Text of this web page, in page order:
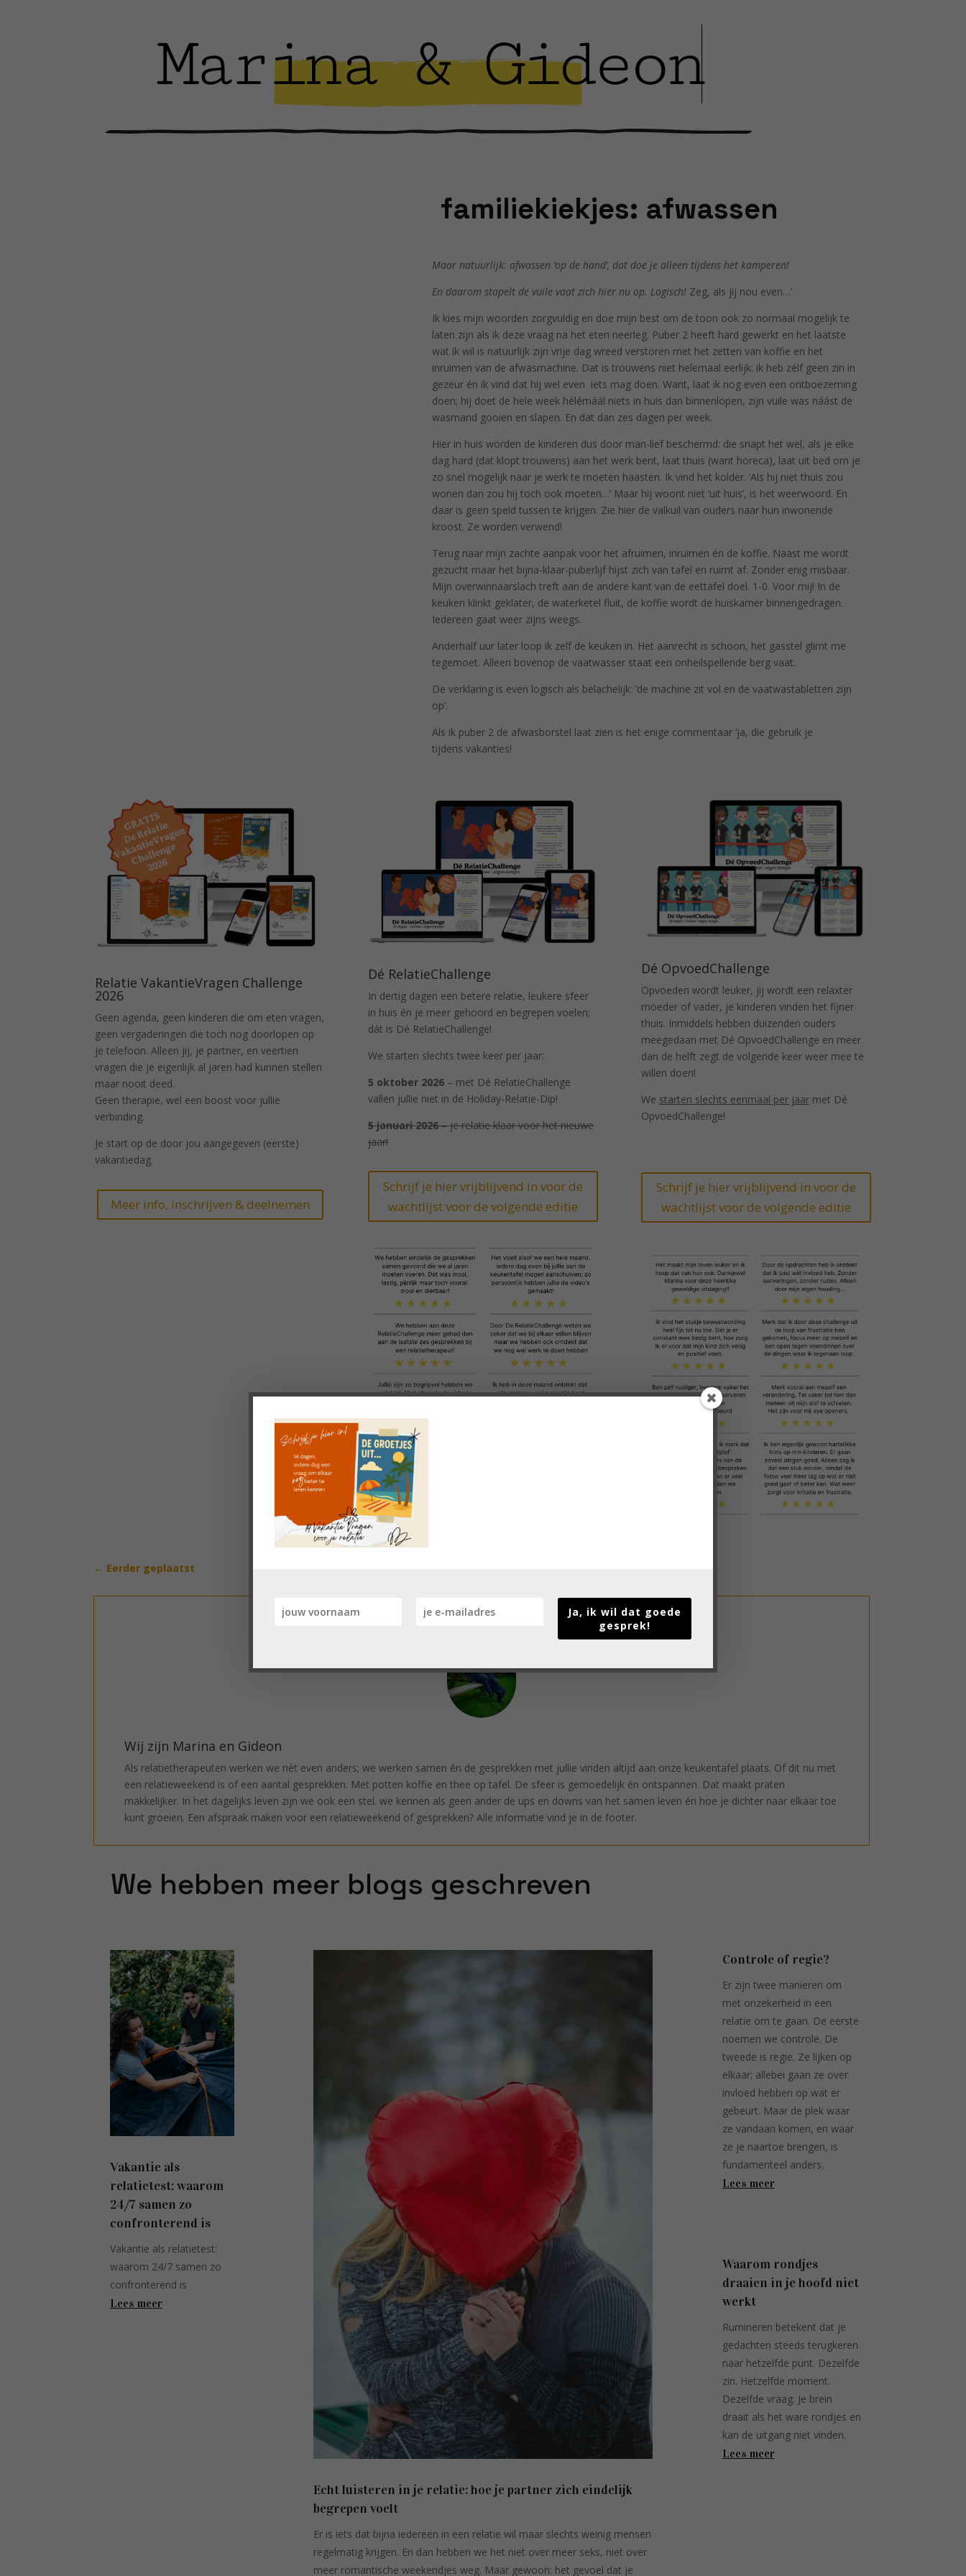
familiekiekjes: afwassen
Maar natuurlijk: afwassen ‘op de hand’, dat doe je alleen tijdens het kamperen!
En daarom stapelt de vuile vaat zich hier nu op. Logisch! Zeg, als jij nou even…’
Ik kies mijn woorden zorgvuldig en doe mijn best om de toon ook zo normaal mogelijk te
laten zijn als ik deze vraag na het eten neerleg. Puber 2 heeft hard gewerkt en het laatste
wat ik wil is natuurlijk zijn vrije dag wreed verstoren met het zetten van koffie en het
inruimen van de afwasmachine. Dat is trouwens niet helemaal eerlijk: ik heb zélf geen zin in
gezeur én ik vind dat hij wel even iets mag doen. Want, laat ik nog even een ontboezeming
doen; hij doet de hele week hélémáál niets in huis dan binnenlopen, zijn vuile was náást de
wasmand gooien en slapen. En dat dan zes dagen per week.
Hier in huis worden de kinderen dus door man-lief beschermd: die snapt het wel, als je elke
dag hard (dat klopt trouwens) aan het werk bent, laat thuis (want horeca), laat uit bed om je
zo snel mogelijk naar je werk te moeten haasten. Ik vind het kolder. ‘Als hij niet thuis zou
wonen dan zou hij toch ook moeten…’ Maar hij woont niet ‘uit huis’, is het weerwoord. En
daar is geen speld tussen te krijgen. Zie hier de valkuil van ouders naar hun inwonende
kroost. Ze worden verwend!
Terug naar mijn zachte aanpak voor het afruimen, inruimen én de koffie. Naast me wordt
gezucht maar het bijna-klaar-puberlijf hijst zich van tafel en ruimt af. Zonder enig misbaar.
Mijn overwinnaarslach treft aan de andere kant van de eettafel doel. 1-0. Voor mij! In de
keuken klinkt geklater, de waterketel fluit, de koffie wordt de huiskamer binnengedragen.
Iedereen gaat weer zijns weegs.
Anderhalf uur later loop ik zelf de keuken in. Het aanrecht is schoon, het gasstel glimt me
tegemoet. Alleen bovenop de vaatwasser staat een onheilspellende berg vaat.
De verklaring is even logisch als belachelijk: ‘de machine zit vol en de vaatwastabletten zijn
op’.
Als ik puber 2 de afwasborstel laat zien is het enige commentaar ‘ja, die gebruik je
tijdens vakanties!
Relatie VakantieVragen Challenge
2026
Geen agenda, geen kinderen die om eten vragen,
geen vergaderingen die toch nog doorlopen op
je telefoon. Alleen jij, je partner, en veertien
vragen die je eigenlijk al jaren had kunnen stellen
maar nooit deed.
Geen therapie, wel een boost voor jullie
verbinding.
Je start op de door jou aangegeven (eerste)
vakantiedag.
Meer info, inschrijven & deelnemen
Dé RelatieChallenge
In dertig dagen een betere relatie, leukere sfeer
in huis én je meer gehoord en begrepen voelen;
dát is Dé RelatieChallenge!
We starten slechts twee keer per jaar:
5 oktober 2026– met Dé RelatieChallenge
vallen jullie niet in de Holiday-Relatie-Dip!
5 januari 2026– je relatie klaar voor het nieuwe
jaar!
Schrijf je hier vrijblijvend in voor de
wachtlijst voor de volgende editie
Dé OpvoedChallenge
Opvoeden wordt leuker, jij wordt een relaxter
moeder of vader, je kinderen vinden het fijner
thuis. Inmiddels hebben duizenden ouders
meegedaan met Dé OpvoedChallenge en meer
dan de helft zegt de volgende keer weer mee te
willen doen!
We starten slechts eenmaal per jaarmet Dé
OpvoedChallenge!
Schrijf je hier vrijblijvend in voor de
wachtlijst voor de volgende editie
← Eerder geplaatst
Wij zijn Marina en Gideon
Als relatietherapeuten werken we nét even anders; we werken samen én de gesprekken met jullie vinden altijd aan onze keukentafel plaats. Of dit nu met
een relatieweekend is of een aantal gesprekken. Met potten koffie en thee op tafel. De sfeer is gemoedelijk én ontspannen. Dat maakt praten
makkelijker. In het dagelijks leven zijn we ook een stel. we kennen als geen ander de ups en downs van het samen leven én hoe je dichter naar elkaar toe
kunt groeien. Een afspraak maken voor een relatieweekend of gesprekken? Alle informatie vind je in de footer.
We hebben meer blogs geschreven
Vakantie als
relatietest: waarom
24/7 samen zo
confronterend is
Vakantie als relatietest:
waarom 24/7 samen zo
confronterend is
Lees meer
Echt luisteren in je relatie: hoe je partner zich eindelijk
begrepen voelt
Er is iets dat bijna iedereen in een relatie wil maar slechts weinig mensen
regelmatig krijgen. En dan hebben we het niet over meer seks, niet over
meer romantische weekendjes weg. Maar gewoon: het gevoel dat je
Controle of regie?
Er zijn twee manieren om
met onzekerheid in een
relatie om te gaan. De eerste
noemen we controle. De
tweede is regie. Ze lijken op
elkaar; allebei gaan ze over
invloed hebben op wat er
gebeurt. Maar de plek waar
ze vandaan komen, en waar
ze je naartoe brengen, is
fundamenteel anders.
Lees meer
Waarom rondjes
draaien in je hoofd niet
werkt
Rumineren betekent dat je
gedachten steeds terugkeren
naar hetzelfde punt. Dezelfde
zin. Hetzelfde moment.
Dezelfde vraag. Je brein
draait als het ware rondjes en
kan de uitgang niet vinden.
Lees meer
Ja, ik wil dat goede
gesprek!